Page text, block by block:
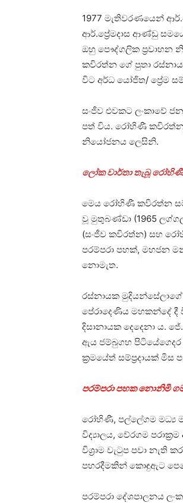
1977 මැතිවරණයෙන්
ආර්.ප්‍රේමදාස ආණ්ඩු
ඔහු පෞද්ගලික ප්‍රවාහන
කවිරත්න ගේ පුතා
විට අර්ධ යෝජිත/ ප්‍රේම
සංජීව එවකට ලංකාවේ
පත් විය. රෝහිණී කවිරත්න,
නියෝජනය ලෙසිනි.
ලෝක වාර්තා තැබූ රෝහිණී
මෙය රෝහිණී කවිරත්න
වූ මුතුබණ්ඩා (1965
(සංජීව කවිරත්න) සහ
පරම්පරා පහක්, මහජන
නොමැත.
රස්නායක
පේරාදෙණිය මහකන්දේ
දිසානායක දෙදෙනා ය.
ඇය ජම්බුගහ
ක්‍රමයේත් සම්ප්‍රදායක්
පරම්පරා පහක නොනිමි
රෝහිණී, පල්ලේගම මධ්‍ය
විද්‍යාලය, වේරගම
විශ්‍රාම වැටුප පවා නැති
පහරදීමකින් කොඳුඇට
පරම්පරා දේශපාලනය